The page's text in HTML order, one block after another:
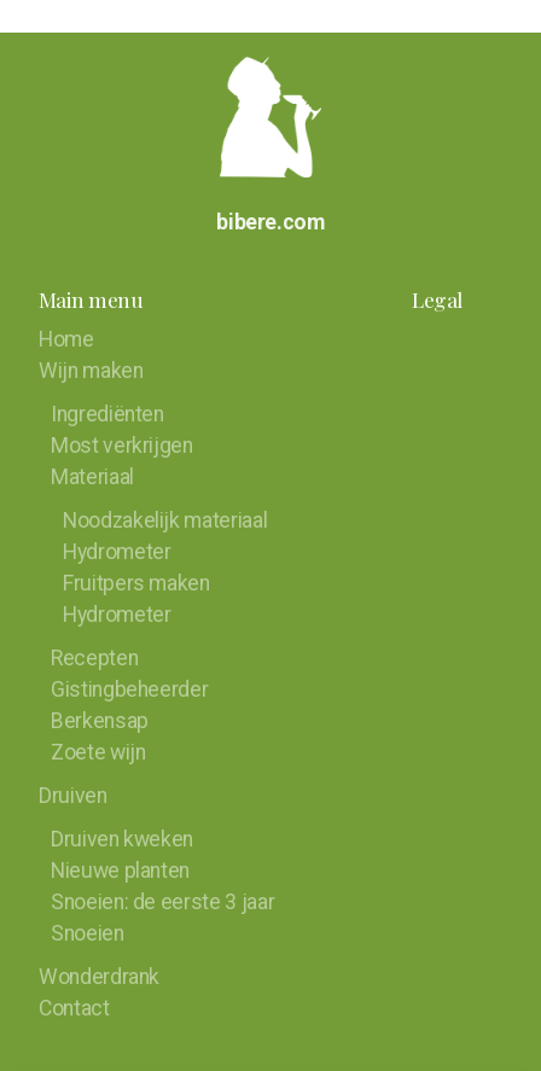
bibere.com
Main menu
Home
Wijn maken
Ingrediënten
Most verkrijgen
Materiaal
Noodzakelijk materiaal
Hydrometer
Fruitpers maken
Hydrometer
Recepten
Gistingbeheerder
Berkensap
Zoete wijn
Druiven
Druiven kweken
Nieuwe planten
Snoeien: de eerste 3 jaar
Snoeien
Wonderdrank
Contact
Legal